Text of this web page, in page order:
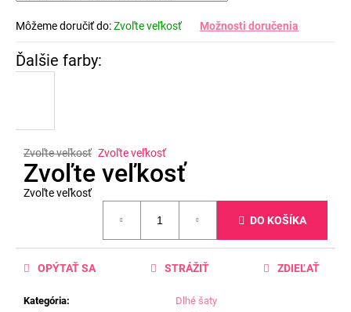
Môžeme doručiť do:Zvoľte veľkosť Možnosti doručenia
Zvoľte veľkosť Zvoľte veľkosť
Zvoľte veľkosť
Zvoľte veľkosť
DO KOŠÍKA
Kategória:
Dlhé šaty
OPÝTAŤ SA STRÁŽIŤ ZDIEĽAŤ